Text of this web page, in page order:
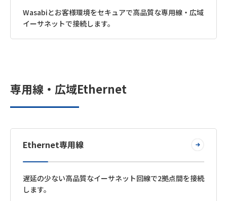
Wasabiとお客様環境をセキュアで高品質な専用線・広域
イーサネットで接続します。
専用線・広域Ethernet
Ethernet専用線
遅延の少ない高品質なイーサネット回線で2拠点間を接続
します。